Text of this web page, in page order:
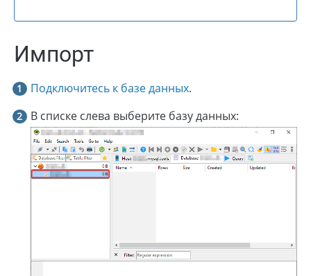
Импорт
Подключитесь к базе данных.
В списке слева выберите базу данных: